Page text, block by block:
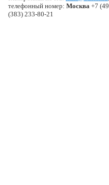
телефонный номер: Москва +7
(383) 233-80-21